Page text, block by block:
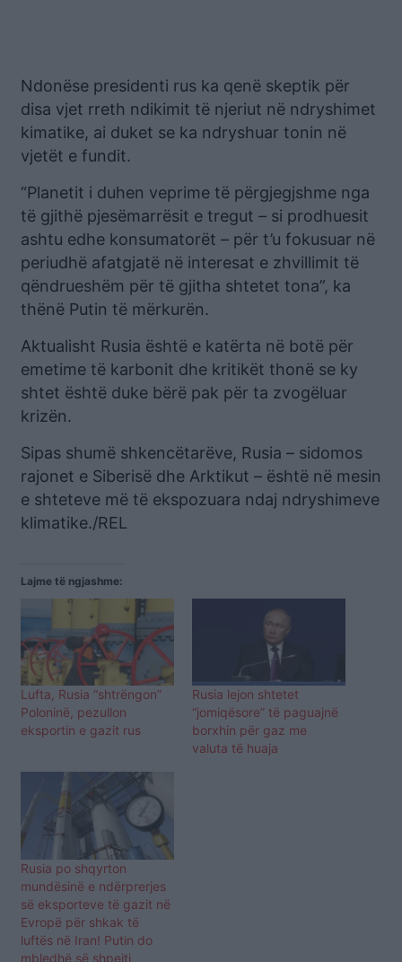
Ndonëse presidenti rus ka qenë skeptik për
disa vjet rreth ndikimit të njeriut në ndryshimet
kimatike, ai duket se ka ndryshuar tonin në
vjetët e fundit.
“Planetit i duhen veprime të përgjegjshme nga
të gjithë pjesëmarrësit e tregut – si prodhuesit
ashtu edhe konsumatorët – për t’u fokusuar në
periudhë afatgjatë në interesat e zhvillimit të
qëndrueshëm për të gjitha shtetet tona”, ka
thënë Putin të mërkurën.
Aktualisht Rusia është e katërta në botë për
emetime të karbonit dhe kritikët thonë se ky
shtet është duke bërë pak për ta zvogëluar
krizën.
Sipas shumë shkencëtarëve, Rusia – sidomos
rajonet e Siberisë dhe Arktikut – është në mesin
e shteteve më të ekspozuara ndaj ndryshimeve
klimatike./REL
Lajme të ngjashme:
Lufta, Rusia “shtrëngon”
Poloninë, pezullon
eksportin e gazit rus
Rusia lejon shtetet
“jomiqësore” të paguajnë
borxhin për gaz me
valuta të huaja
Rusia po shqyrton
mundësinë e ndërprerjes
së eksporteve të gazit në
Evropë për shkak të
luftës në Iran! Putin do
mbledhë së shpejti